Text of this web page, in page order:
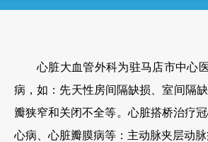
心脏大血管外科为驻马店市中心
病，如：先天性房间隔缺损、室间隔
瓣狭窄和关闭不全等。心脏搭桥治疗
心病、心脏瓣膜病等：主动脉夹层动